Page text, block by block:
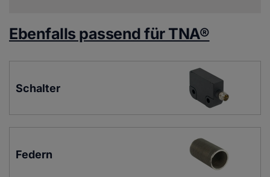
Ebenfalls passend für TNA®
Schalter
Federn